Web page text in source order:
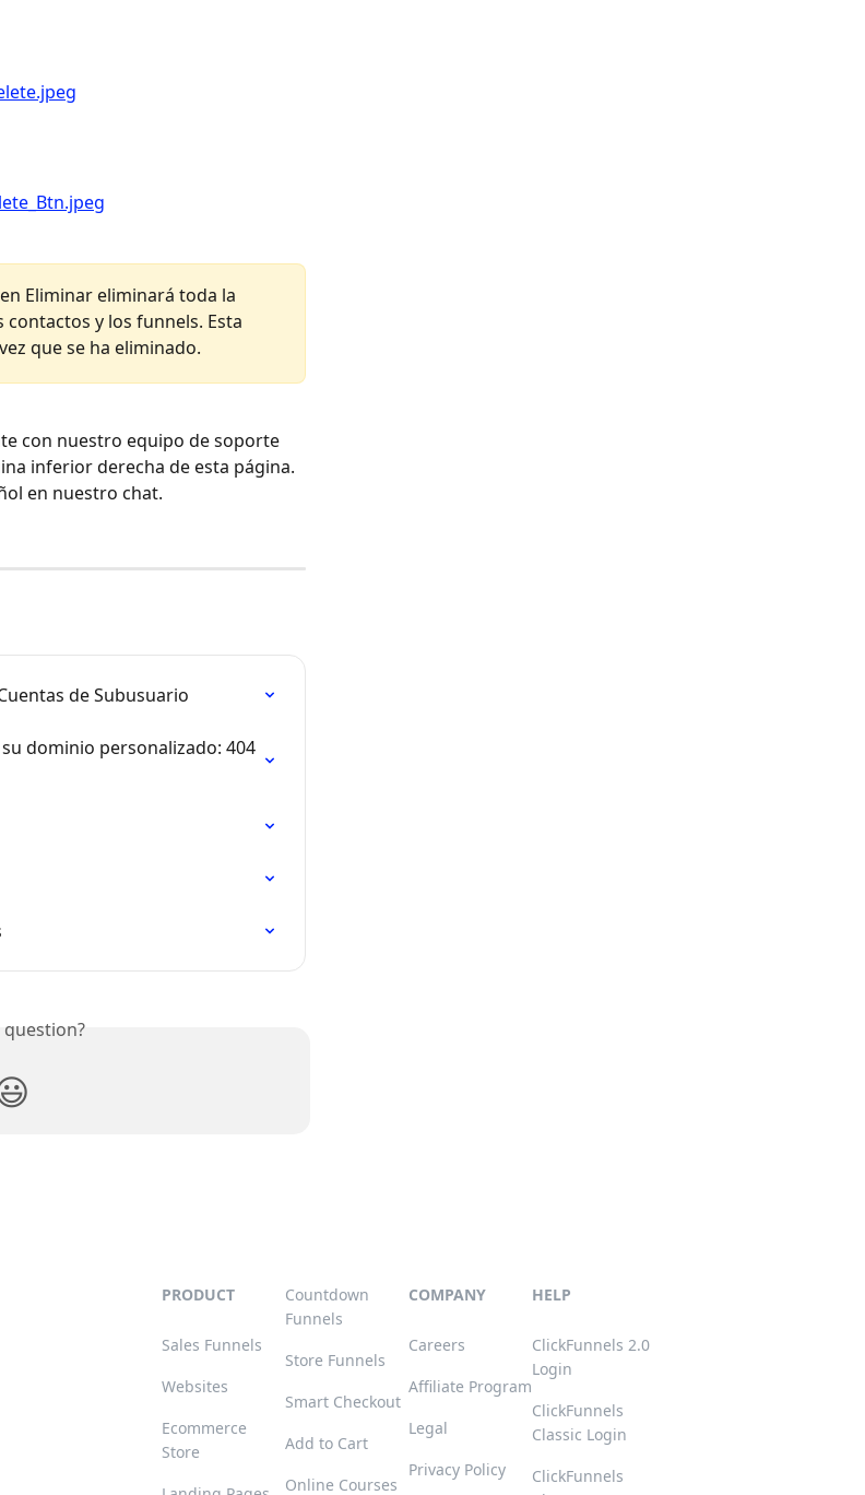
Eliminar eliminará toda la
y los funnels. Esta
que se ha eliminado.
con nuestro equipo de soporte
inferior derecha de esta página.
en nuestro chat.
de Subusuario
dominio personalizado: 404
PRODUCT
Sales Funnels
Websites
Ecommerce
Store
Countdown
Funnels
Store Funnels
Smart Checkout
Add to Cart
Online Courses
COMPANY
Careers
Affiliate Program
Legal
Privacy Policy
HELP
ClickFunnels 2.0
Login
ClickFunnels
Classic Login
ClickFunnels